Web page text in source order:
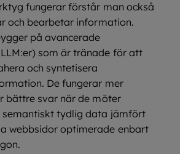
fungerar förstår man också
och bearbetar information.
på avancerade
som är tränade för att
och syntetisera
De fungerar mer
bättre svar när de möter
semantiskt tydlig data jämfört
webbsidor optimerade enbart